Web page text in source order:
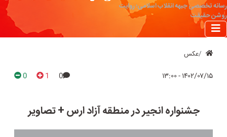
رسانه تخصصی جبهه انقلاب اسلامی؛ روایت
روشن حقیقت
عکس
۱۴۰۲/۰۷/۱۵ - ۱۳:۰۰ 0
1
0
جشنواره انجیر در منطقه آزاد ارس + تصاویر